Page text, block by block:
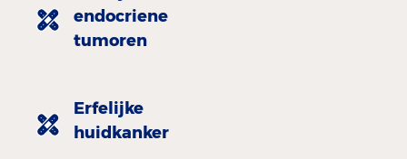
endocriene
tumoren
Erfelijke
huidkanker